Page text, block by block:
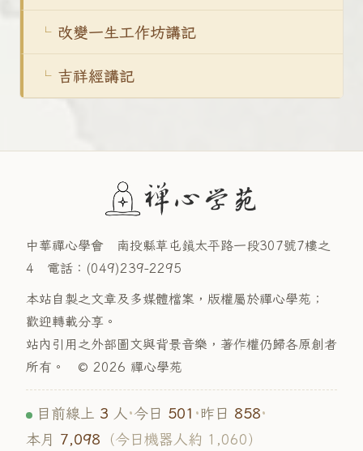
改變一生工作坊講記
吉祥經講記
中華禪心學會 南投縣草屯鎮太平路一段307號7樓之
4 電話：(049)239-2295
本站自製之文章及多媒體檔案，版權屬於禪心學苑；
歡迎轉載分享。
站內引用之外部圖文與背景音樂，著作權仍歸各原創者
所有。 © 2026 禪心學苑
目前線上 3 人·今日 501 ·昨日 858·
本月 7,098 （今日機器人約 1,060）